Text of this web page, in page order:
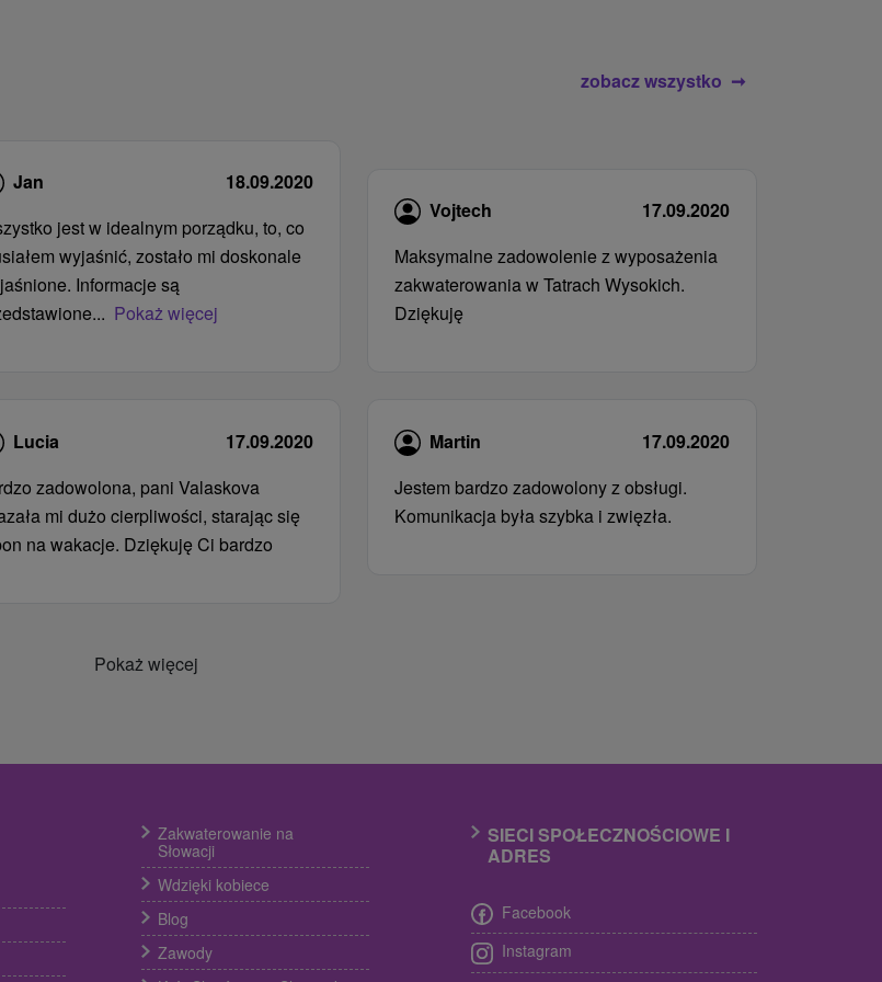
zobacz wszystko
Jan
18.09.2020
jest w idealnym porządku, to, co
wyjaśnić, zostało mi doskonale
Informacje są
Pokaż więcej
Lucia
17.09.2020
zadowolona, ​​pani Valaskova
mi dużo cierpliwości, starając się
na wakacje. Dziękuję Ci bardzo
Vojtech
17.09.2020
Maksymalne zadowolenie z wyposażenia
zakwaterowania w Tatrach Wysokich.
Dziękuję
Martin
17.09.2020
Jestem bardzo zadowolony z obsługi.
Komunikacja była szybka i zwięzła.
Pokaż więcej
Zakwaterowanie na
Słowacji
Wdzięki kobiece
Blog
Zawody
SIECI SPOŁECZNOŚCIOWE I
ADRES
Facebook
Instagram